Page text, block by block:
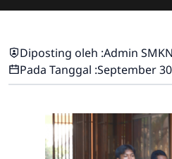
Diposting oleh :Admin
Pada Tanggal :September